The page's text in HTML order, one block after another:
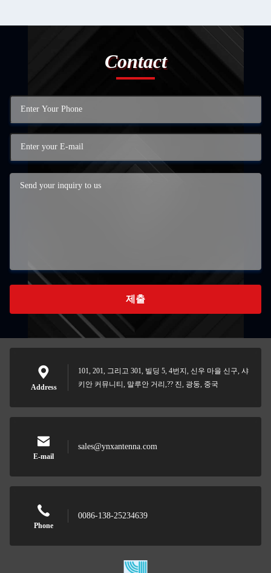
Contact
제출
Address
101, 201, 그리고 301, 빌딩 5, 4번지, 신우 마을 신구, 샤
키안 커뮤니티, 말루안 거리,?? 진, 광둥, 중국
E-mail
sales@ynxantenna.com
Phone
0086-138-25234639